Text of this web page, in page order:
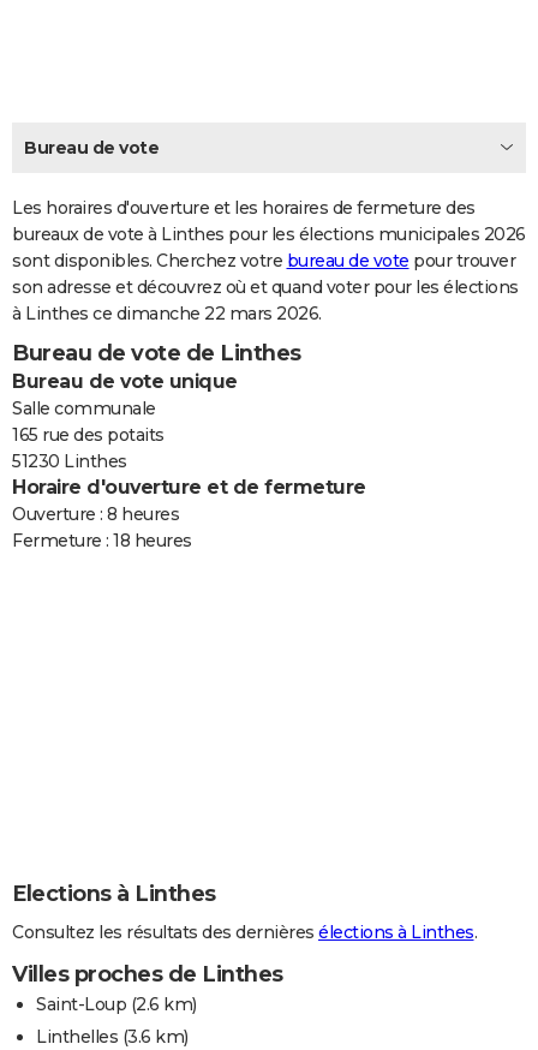
Carte de Noël
Carte Bonne année
Carte Saint-Valentin
Carte Pâques
Carte d'anniversaire
DICTIONNAIRE
Dictionnaire
Biographies
Citations
Expressions
Proverbes
PROGRAMME TV
COPAINS D'AVANT
S'inscrire
Se connecter
Lycées
Collèges
Primaires
Universités
Entreprises
Service militaire
Avis de recherche
AVIS DE DÉCÈS
FORUM
Bricolage
Lifestyle
Culture
Sport
Auto
Television
Voyage
Cinema
Bureau de vote
Les horaires d'ouverture et les horaires de fermeture des
bureaux de vote à Linthes pour les élections municipales 2026
sont disponibles. Cherchez votre bureau de vote pour trouver
son adresse et découvrez où et quand voter pour les élections
à Linthes ce dimanche 22 mars 2026.
Bureau de vote de Linthes
Bureau de vote unique
Salle communale
165 rue des potaits
51230 Linthes
Horaire d'ouverture et de fermeture
Ouverture : 8 heures
Fermeture : 18 heures
Elections à Linthes
Consultez les résultats des dernières élections à Linthes.
Villes proches de Linthes
Saint-Loup (2.6 km)
Linthelles (3.6 km)